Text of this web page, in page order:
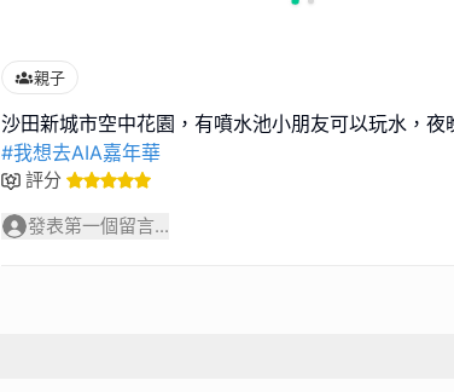
親子
#我想去AIA嘉年華
評分
發表第一個留言...